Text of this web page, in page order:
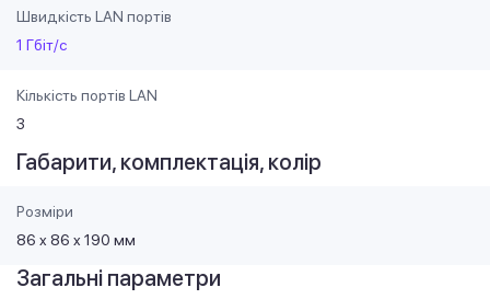
Швидкість LAN портів
1 Гбіт/с
Кількість портів LAN
3
Габарити, комплектація, колір
Розміри
86 x 86 x 190 мм
Загальні параметри